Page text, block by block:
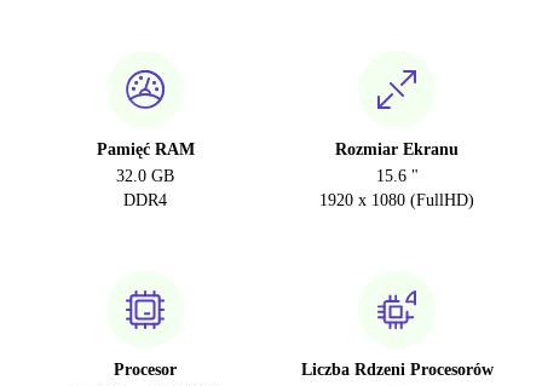
Pamięć RAM
32.0 GB
DDR4
Rozmiar Ekranu
15.6 "
1920 x 1080 (FullHD)
Procesor
Liczba Rdzeni Procesorów